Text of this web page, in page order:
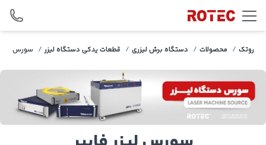
Skip to content
روتک / محصولات / دستگاه برش لیزری / قطعات یدکی دستگاه لیزر / سورس لیزر